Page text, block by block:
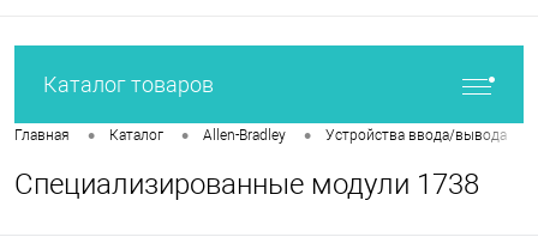
Каталог товаров
Главная • Каталог • Allen-Bradley • Устройства ввода/вывода
Специализированные модули 1738